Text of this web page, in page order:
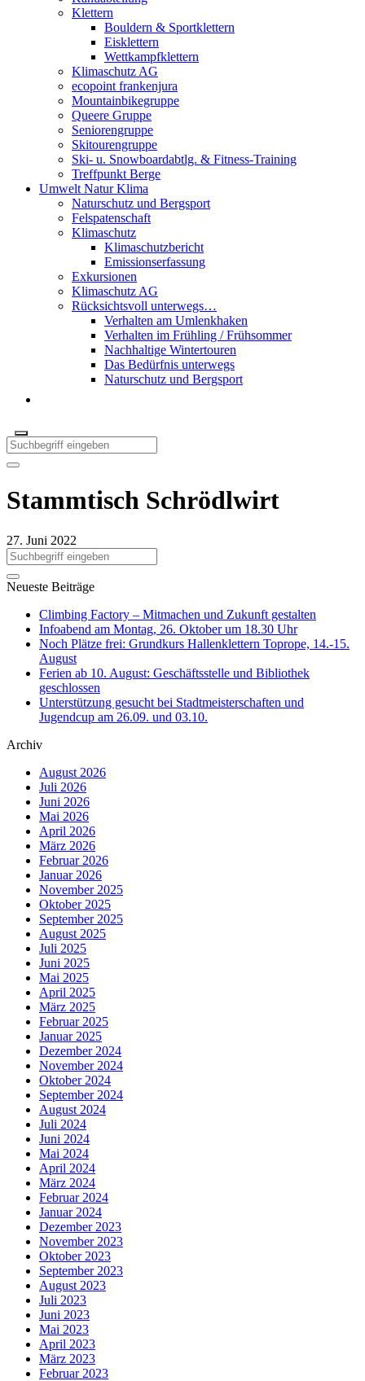
Klettern
Bouldern & Sportklettern
Eisklettern
Wettkampfklettern
Klimaschutz AG
ecopoint frankenjura
Mountainbikegruppe
Queere Gruppe
Seniorengruppe
Skitourengruppe
Ski- u. Snowboardabtlg. & Fitness-Training
Treffpunkt Berge
Umwelt Natur Klima
Naturschutz und Bergsport
Felspatenschaft
Klimaschutz
Klimaschutzbericht
Emissionserfassung
Exkursionen
Klimaschutz AG
Rücksichtsvoll unterwegs…
Verhalten am Umlenkhaken
Verhalten im Frühling / Frühsommer
Nachhaltige Wintertouren
Das Bedürfnis unterwegs
Naturschutz und Bergsport
Stammtisch Schrödlwirt
27. Juni 2022
Neueste Beiträge
Climbing Factory – Mitmachen und Zukunft gestalten
Infoabend am Montag, 26. Oktober um 18.30 Uhr
Noch Plätze frei: Grundkurs Hallenklettern Toprope, 14.-15.
August
Ferien ab 10. August: Geschäftsstelle und Bibliothek
geschlossen
Unterstützung gesucht bei Stadtmeisterschaften und
Jugendcup am 26.09. und 03.10.
Archiv
August 2026
Juli 2026
Juni 2026
Mai 2026
April 2026
März 2026
Februar 2026
Januar 2026
November 2025
Oktober 2025
September 2025
August 2025
Juli 2025
Juni 2025
Mai 2025
April 2025
März 2025
Februar 2025
Januar 2025
Dezember 2024
November 2024
Oktober 2024
September 2024
August 2024
Juli 2024
Juni 2024
Mai 2024
April 2024
März 2024
Februar 2024
Januar 2024
Dezember 2023
November 2023
Oktober 2023
September 2023
August 2023
Juli 2023
Juni 2023
Mai 2023
April 2023
März 2023
Februar 2023